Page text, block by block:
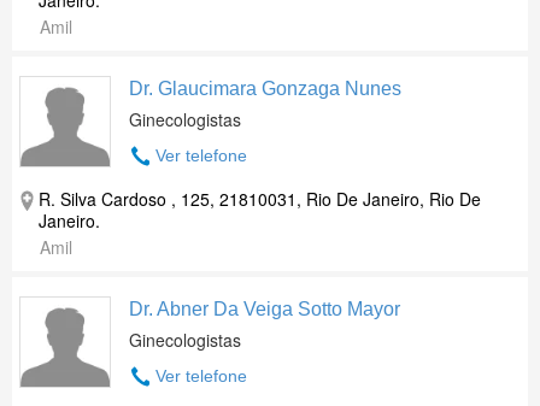
Amil
Dr. Glaucimara Gonzaga Nunes
Ginecologistas
Ver telefone
R. Silva Cardoso , 125, 21810031, Rio De Janeiro, Rio De
Janeiro.
Amil
Dr. Abner Da Veiga Sotto Mayor
Ginecologistas
Ver telefone